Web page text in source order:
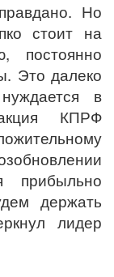
Но
стоит на
постоянно
Это далеко
в
КПРФ
прибыльно
держать
лидер